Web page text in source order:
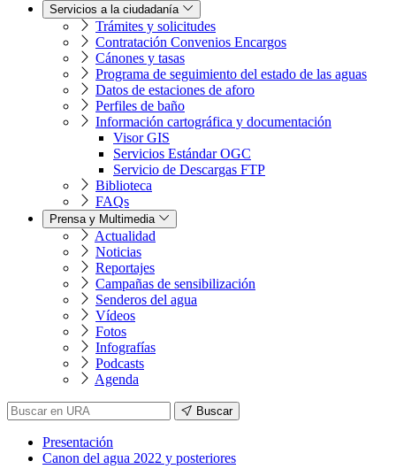
Servicios a la ciudadanía
Trámites y solicitudes
Contratación Convenios Encargos
Cánones y tasas
Programa de seguimiento del estado de las aguas
Datos de estaciones de aforo
Perfiles de baño
Información cartográfica y documentación
Visor GIS
Servicios Estándar OGC
Servicio de Descargas FTP
Biblioteca
FAQs
Prensa y Multimedia
Actualidad
Noticias
Reportajes
Campañas de sensibilización
Senderos del agua
Vídeos
Fotos
Infografías
Podcasts
Agenda
Buscar
Presentación
Canon del agua 2022 y posteriores